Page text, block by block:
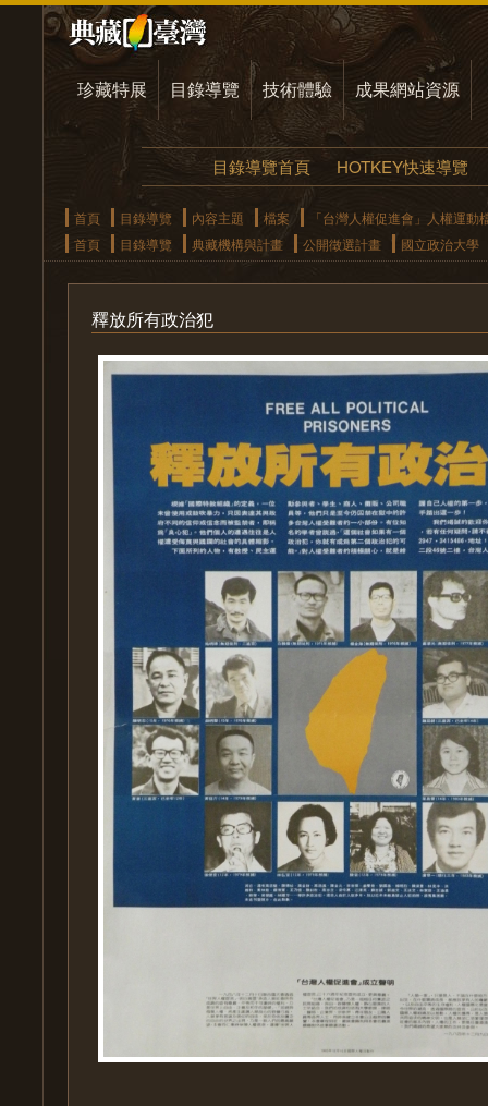
珍藏特展 目錄導覽 技術體驗 成果網站資源
目錄導覽首頁 HOTKEY快速導覽
首頁 目錄導覽 內容主題 檔案
「台灣人權促進會」人權運動
首頁
目錄導覽 典藏機構與計畫 公開徵選計畫 國立政治大學
釋放所有政治犯